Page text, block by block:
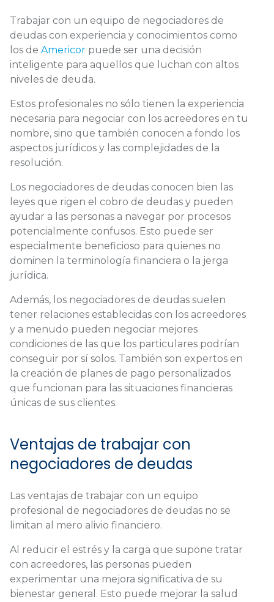
Trabajar con un equipo de negociadores de
deudas con experiencia y conocimientos como
los de Americor puede ser una decisión
inteligente para aquellos que luchan con altos
niveles de deuda.
Estos profesionales no sólo tienen la experiencia
necesaria para negociar con los acreedores en tu
nombre, sino que también conocen a fondo los
aspectos jurídicos y las complejidades de la
resolución.
Los negociadores de deudas conocen bien las
leyes que rigen el cobro de deudas y pueden
ayudar a las personas a navegar por procesos
potencialmente confusos. Esto puede ser
especialmente beneficioso para quienes no
dominen la terminología financiera o la jerga
jurídica.
Además, los negociadores de deudas suelen
tener relaciones establecidas con los acreedores
y a menudo pueden negociar mejores
condiciones de las que los particulares podrían
conseguir por sí solos. También son expertos en
la creación de planes de pago personalizados
que funcionan para las situaciones financieras
únicas de sus clientes.
Ventajas de trabajar con
negociadores de deudas
Las ventajas de trabajar con un equipo
profesional de negociadores de deudas no se
limitan al mero alivio financiero.
Al reducir el estrés y la carga que supone tratar
con acreedores, las personas pueden
experimentar una mejora significativa de su
bienestar general. Esto puede mejorar la salud